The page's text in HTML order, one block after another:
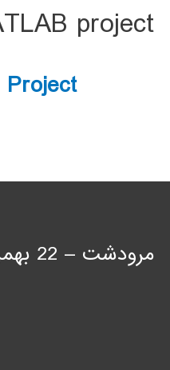
project
مرودشت – 22 بهمن شمالی